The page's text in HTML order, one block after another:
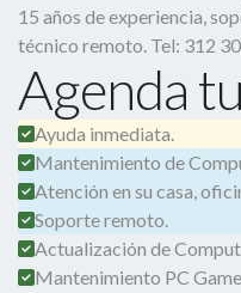
15 años de experiencia,
técnico remoto. Tel: 312
Agenda
Ayuda inmediata.
Mantenimiento de
Atención en su casa,
Soporte remoto.
Actualización de
Mantenimiento PC